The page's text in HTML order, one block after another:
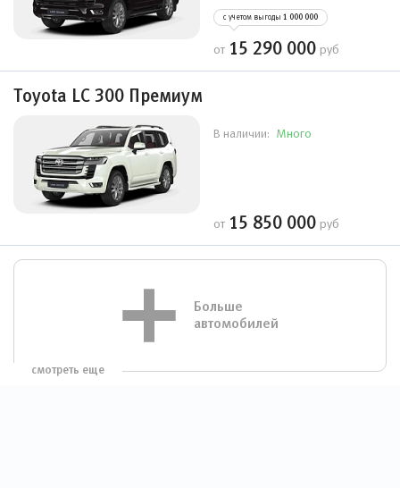
с учетом выгоды 1 000 000
от 15 290 000 руб
Toyota LC 300 Премиум
В наличии: Много
от 15 850 000 руб
Больше
автомобилей
смотреть еще